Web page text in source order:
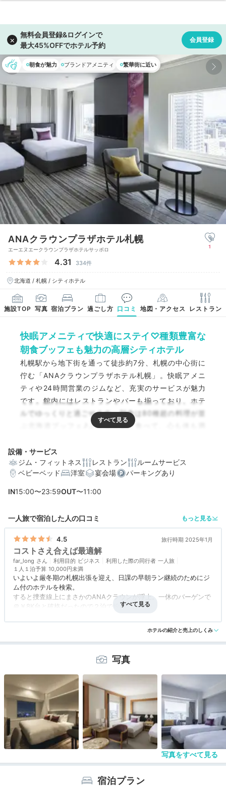
朝食が魅力 ブランドアメニティ 繁華街に近い
ANAクラウンプラザホテル札幌
エーエヌエークラウンプラザホテルサッポロ
4.31 334件
北海道 / 札幌 / シティホテル
1
施設TOP 写真 宿泊プラン 過ごし方 口コミ 地図・アクセス レストラン
快眠アメニティで快適にステイ♡種類豊富な
朝食ブッフェも魅力の高層シティホテル
札幌駅から地下街を通って徒歩約7分、札幌の中心街に
佇む「ANAクラウンプラザホテル札幌」。快眠アメニ
ティや24時間営業のジムなど、充実のサービスが魅力
です。館内にはレストランやバーも揃っており、ホテ
ルでゆっくりと過ごせます。朝食は80種超の料理が並
ぶ北海道ブッフェ♪よく寝てよく食べて、心も体も満
編集部おすすめの３つのポイント
ティ
こだわりのケーキをお部屋で！豊富なテイクアウトメニ
ュー
味噌ラーメンにザンギ♪北海道グルメを味わう朝食ブッフ
ェ
設備・サービス
ジム・フィットネス
レストラン
ルームサービス
ベビーベッド
洋室 宴会場 パーキングあり
IN15:00〜23:59OUT〜11:00
一人旅で宿泊した人の口コミ もっと見る
4.5 旅行時期 2025年1月
コストさえ合えば最適解
far_long 利用目的 ビジネス 利用した際の同行者 一人旅
１人１泊予算 10,000円未満
いよいよ厳冬期の札幌出張を迎え、日課の早朝ラン継続のためにジ
ム付のホテルを検索。
すると捜査線上にまさかのANAクラウンが浮上。一休のバーゲンで
＠￥8K台と破格だったので２泊で投宿しました。
東豊線さっぽろ駅の最寄り出口から徒歩30秒でホテル1階で営業し
ているセコマにたどり着きます。ホテルにセコマ併設って便利です
部屋は20平米ほどのツインルーム。
ホテルの施設も過不足ありません。湯量も豊富、アメニティの入浴
剤、それとシェービングクリームがDAVEいよいよ厳冬期の札幌出
張を迎え、日課の早朝ラン継続のためにジム付のホテルを検索。
すると捜査線上にまさかのANAクラウンが浮上。一休のバーゲンで
＠￥8K台と破格だったので２泊で投宿しました。
ちなみにキャンセル不可、予約時点で宿泊料がかかる条件でした。
ているセコマにたどり着きます。ホテルにセコマ併設って便利です
アクセス 4.5 コスパ 4.5 客室 4.5 接客対応 4.5 風呂 4.0
ホテルの紹介と売上のしくみ
写真
写真をすべて見る
宿泊プラン